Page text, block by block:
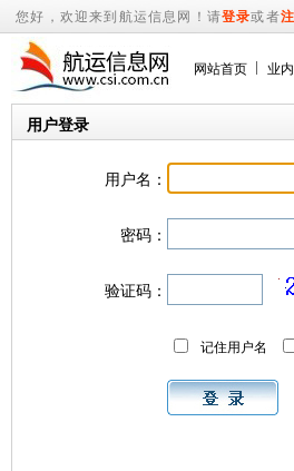
您好，欢迎来到航运信息网！请登录或者
网站首页 业
用户登录
用户名：
密码：
验证码：
记住用户名